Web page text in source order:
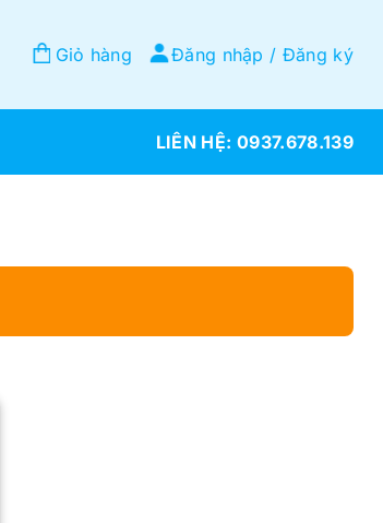
Giỏ hàng Đăng nhập / Đăng ký
0937.678.139